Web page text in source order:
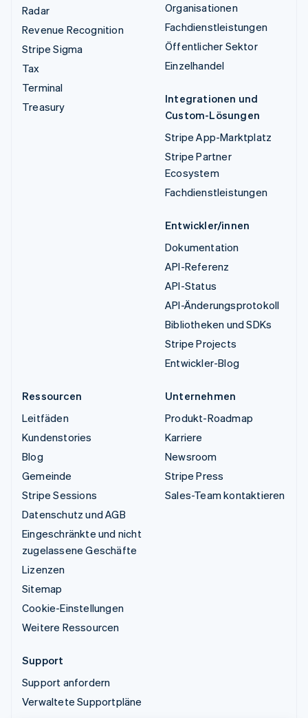
Radar
Revenue Recognition
Stripe Sigma
Tax
Terminal
Treasury
Organisationen
Fachdienstleistungen
Öffentlicher Sektor
Einzelhandel
Integrationen und
Custom-Lösungen
Stripe App-Marktplatz
Stripe Partner
Ecosystem
Fachdienstleistungen
Entwickler/innen
Dokumentation
API-Referenz
API-Status
API-Änderungsprotokoll
Bibliotheken und SDKs
Stripe Projects
Entwickler-Blog
Ressourcen
Leitfäden
Kundenstories
Blog
Gemeinde
Stripe Sessions
Datenschutz und AGB
Eingeschränkte und nicht
zugelassene Geschäfte
Lizenzen
Sitemap
Cookie-Einstellungen
Weitere Ressourcen
Unternehmen
Produkt-Roadmap
Karriere
Newsroom
Stripe Press
Sales-Team kontaktieren
Support
Support anfordern
Verwaltete Supportpläne